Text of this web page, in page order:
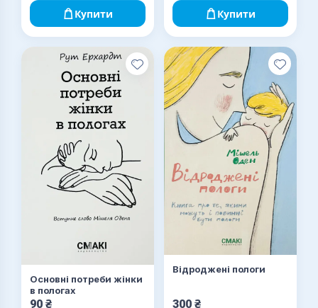
Купити
Купити
Основні потреби жінки
в пологах
90 ₴
Відроджені пологи
300 ₴